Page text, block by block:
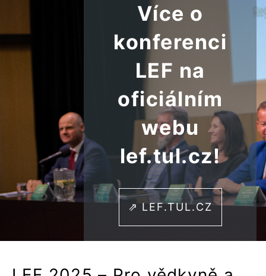
Více o
konferenci
LEF na
oficiálním
webu
lef.tul.cz!
⇗ LEF.TUL.CZ